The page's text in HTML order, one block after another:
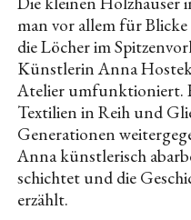
Jasmin Baumgartner
Anna Zilahi- Missa
Dan Perjovschi -
TheSosung –
2023
What remains for us but
Sophie – Luise Passow
man vor allem für
die Löcher im
Künstlerin Anna
Atelier umfunktioniert.
Textilien in Reih und
Generationen
Anna künstlerisch
schichtet und die
erzählt.